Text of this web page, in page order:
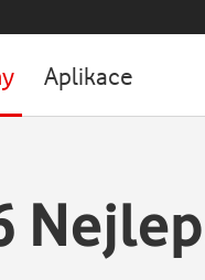
Aplikace